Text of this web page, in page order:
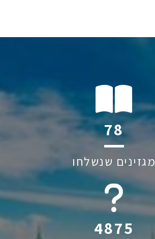
118
מגזינים שנשלחו
6045